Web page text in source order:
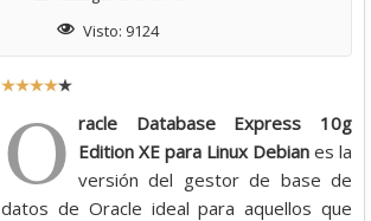
Visto: 9124
O racle Database Express 10g
Edition XE para Linux Debian es la
versión del gestor de base de
datos de Oracle ideal para aquellos que